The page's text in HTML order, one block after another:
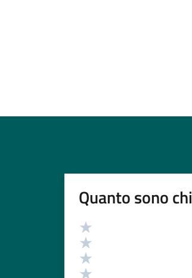
Quanto sono
Valutazione